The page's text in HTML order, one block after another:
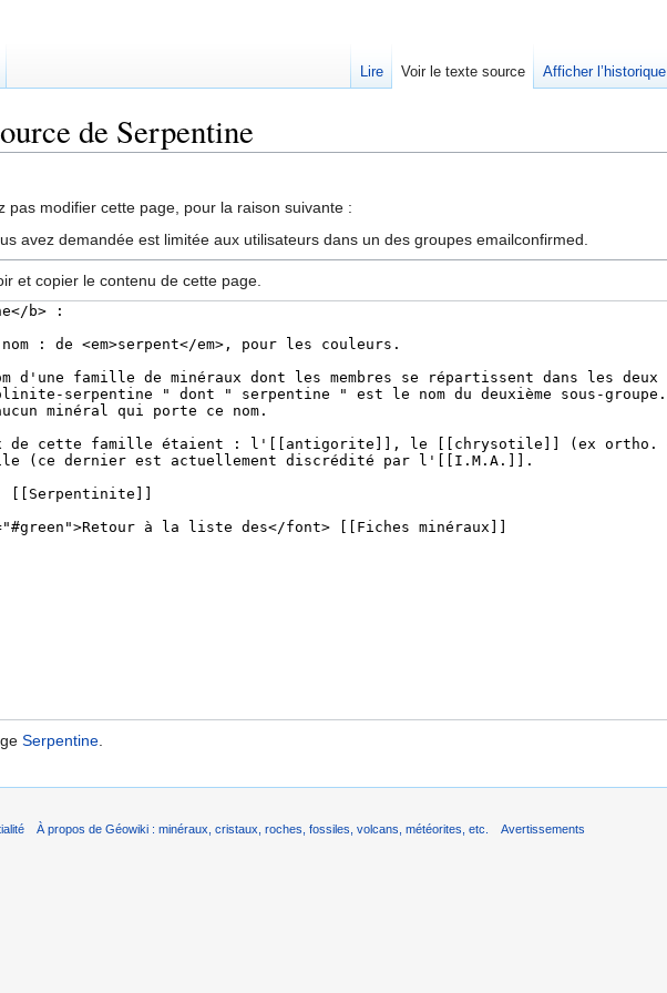
de Serpentine
pas modifier cette page, pour la raison suivante :
avez demandée est limitée aux utilisateurs dans un des groupes emailconfirmed.
et copier le contenu de cette page.
Serpentine.
Lire Voir le texte source Afficher l’historique
À propos de Géowiki : minéraux, cristaux, roches, fossiles, volcans, météorites, etc. Avertissements